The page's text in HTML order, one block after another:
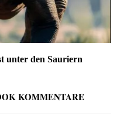
unter den Sauriern
KOMMENTARE